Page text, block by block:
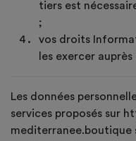
tiers est
;
vos droits
les exercer auprès
Les données
services proposés sur
mediterranee.boutique